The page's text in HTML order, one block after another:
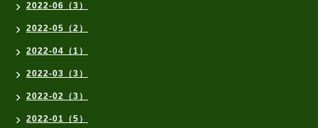
2022-06（3）
2022-05（2）
2022-04（1）
2022-03（3）
2022-02（3）
2022-01（5）